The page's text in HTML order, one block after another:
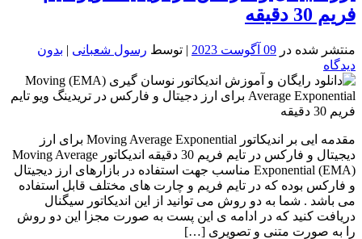
فریم 30 دقیقه
منتشر شده در 09 آگوست 2023 | توسط رسول شعبانی | بدون
دیدگاه
مقدمه ایی بر اندیکاتور Moving Average Exponential برای ارز
دیجیتال و فارکس در تایم فریم 30 دقیقه اندیکاتور Moving Average
Exponential (EMA) مناسب جهت استفاده در بازارهای ارز دیجیتال
و فارکس بوده که در تایم فریم و چارت های مختلف قابل استفاده
می باشد . شما به دو روش می توانید از این اندیکاتور سیگنال
دریافت کنید که در ادامه ی این پست به صورت مجزا این دو روش
را به صورت متنی و تصویری […]